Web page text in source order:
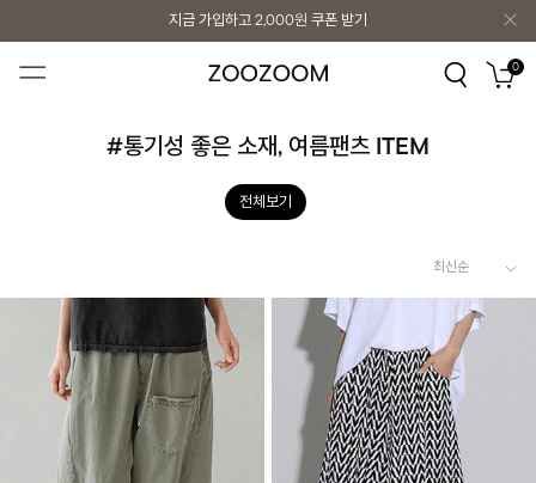
지금 가입하고 2,000원 쿠폰 받기
지금 가입하고 2,000원 쿠폰 받기 0
#통기성 좋은 소재, 여름팬츠 ITEM
전체보기